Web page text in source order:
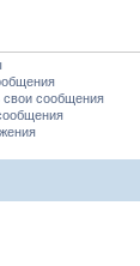
свои сообщения